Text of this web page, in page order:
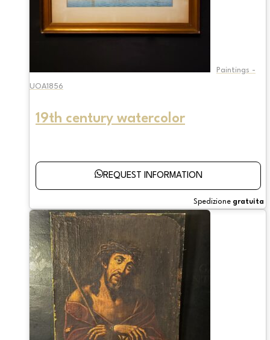
Paintings -
UOA1856
19th century watercolor
REQUEST INFORMATION
Spedizione gratuita